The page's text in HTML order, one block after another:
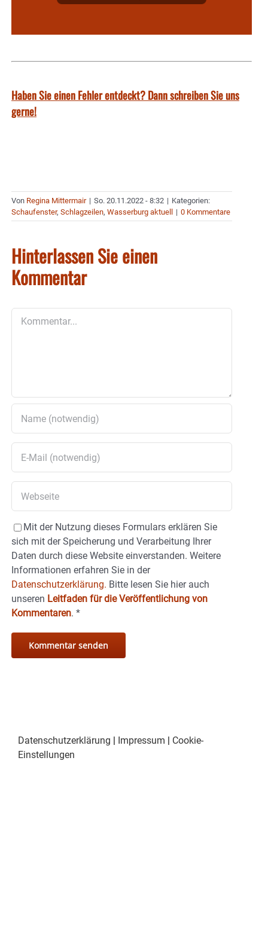
Haben Sie einen Fehler entdeckt? Dann schreiben Sie uns
gerne!
Von Regina Mittermair | So. 20.11.2022 - 8:32 | Kategorien:
Schaufenster, Schlagzeilen, Wasserburg aktuell | 0 Kommentare
Hinterlassen Sie einen
Kommentar
Mit der Nutzung dieses Formulars erklären Sie
sich mit der Speicherung und Verarbeitung Ihrer
Daten durch diese Website einverstanden. Weitere
Informationen erfahren Sie in der
Datenschutzerklärung. Bitte lesen Sie hier auch
unseren Leitfaden für die Veröffentlichung von
Kommentaren. *
Datenschutzerklärung Impressum
Cookie-
Einstellungen